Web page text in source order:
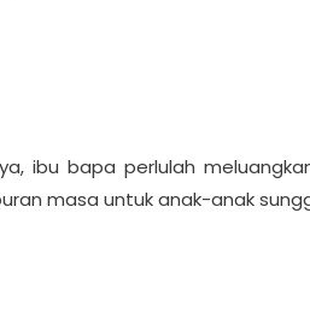
ibu bapa perlulah
masa untuk anak-anak